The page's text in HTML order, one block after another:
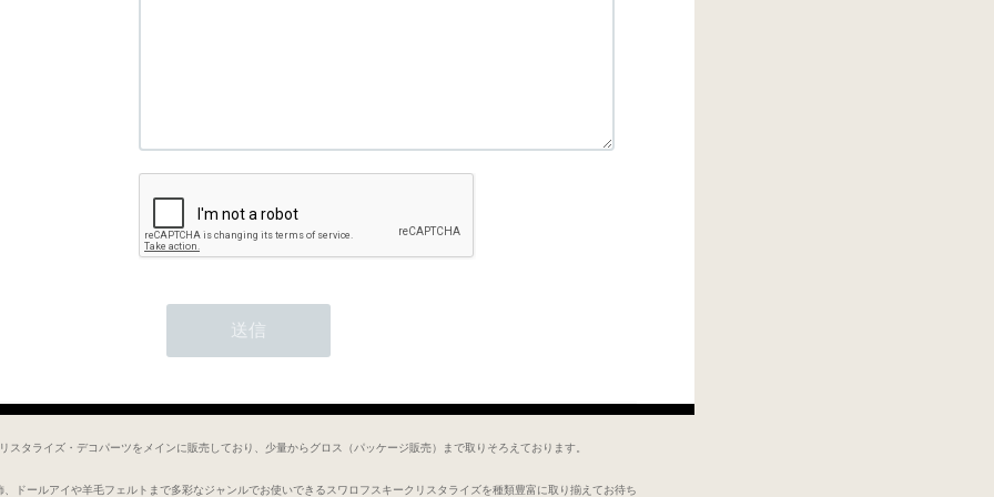
スタライズ・デコパーツをメインに販売しており、少量からグロス（パッケージ販売）まで取りそろえております。
、ドールアイや羊毛フェルトまで多彩なジャンルでお使いできるスワロフスキークリスタライズを種類豊富に取り揃えてお待ち